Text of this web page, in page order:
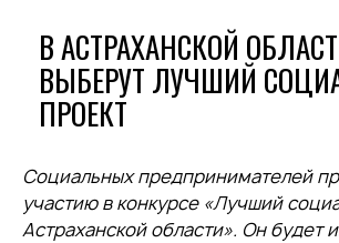
В АСТРАХАНСКОЙ
ВЫБЕРУТ ЛУЧШИЙ
ПРОЕКТ
Социальных предпринимателей
участию в конкурсе «Лучший
Астраханской области». Он будет